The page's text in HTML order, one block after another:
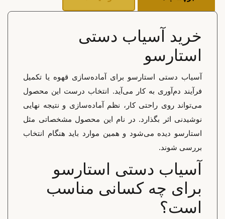
خرید آسیاب دستی
استارسو
آسیاب دستی استارسو برای آماده‌سازی قهوه یا تکمیل
فرآیند دم‌آوری به کار می‌آید. انتخاب درست این محصول
می‌تواند روی راحتی کار، نظم آماده‌سازی و نتیجه نهایی
نوشیدنی اثر بگذارد. در نام این محصول مشخصاتی مثل
استارسو دیده می‌شود و همین موارد باید هنگام انتخاب
بررسی شوند.
آسیاب دستی استارسو
برای چه کسانی مناسب
است؟